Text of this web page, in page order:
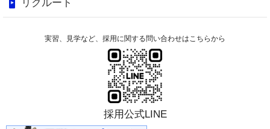
リクルート
実習、見学など、採用に関する問い合わせはこちらから
採用公式LINE